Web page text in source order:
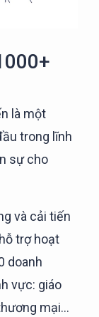
là một
trong lĩnh
sự cho
và cải tiến
trợ hoạt
doanh
vực: giáo
mại...